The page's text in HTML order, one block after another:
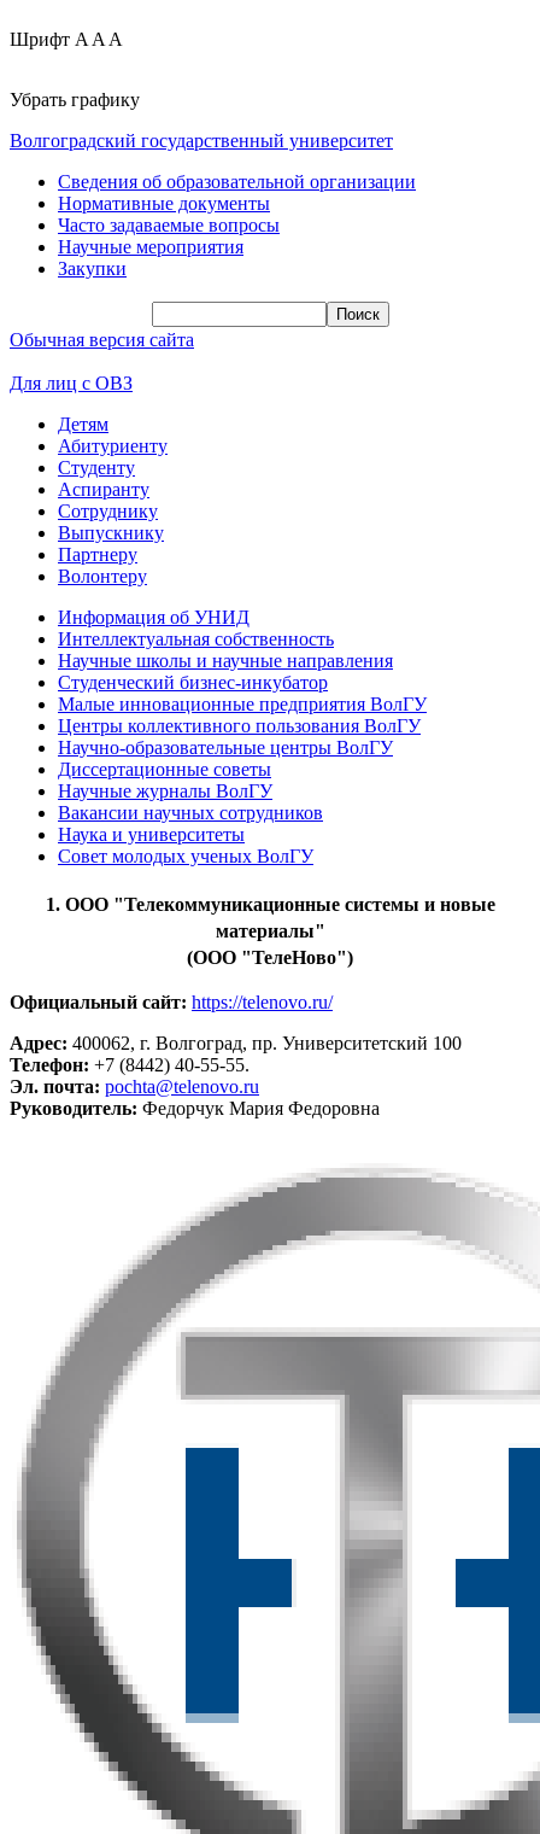
Шрифт A A A
Убрать графику
Волгоградский государственный университет
Сведения об образовательной организации
Нормативные документы
Часто задаваемые вопросы
Научные мероприятия
Закупки
Обычная версия сайта
Для лиц с ОВЗ
Детям
Абитуриенту
Студенту
Аспиранту
Сотруднику
Выпускнику
Партнеру
Волонтеру
Информация об УНИД
Интеллектуальная собственность
Научные школы и научные направления
Студенческий бизнес-инкубатор
Малые инновационные предприятия ВолГУ
Центры коллективного пользования ВолГУ
Научно-образовательные центры ВолГУ
Диссертационные советы
Научные журналы ВолГУ
Вакансии научных сотрудников
Наука и университеты
Совет молодых ученых ВолГУ
1. ООО "Телекоммуникационные системы и новые
материалы"
(ООО "ТелеНово")
Официальный сайт: https://telenovo.ru/
Адрес: 400062, г. Волгоград, пр. Университетский 100
Телефон: +7 (8442) 40-55-55.
Эл. почта: pochta@telenovo.ru
Руководитель: Федорчук Мария Федоровна